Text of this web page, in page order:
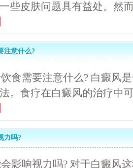
些皮肤问题具有益处。然
注意什么?
食需要注意什么? 白癜风
。食疗在白癜风的治疗中
力吗?
影响视力吗? 对于白癜风